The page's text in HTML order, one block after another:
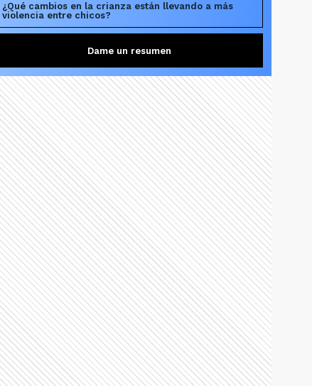
¿Qué cambios en la crianza están llevando a más
violencia entre chicos?
Dame un resumen